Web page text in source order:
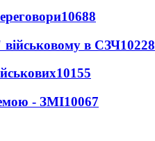
10688
в СЗЧ10228
10155
- ЗМІ10067